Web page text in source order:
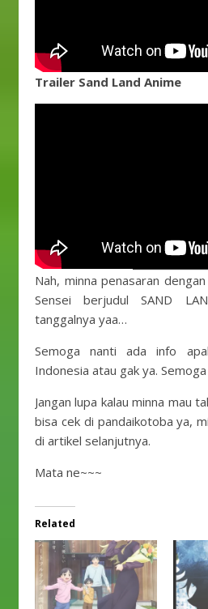
Trailer Sand Land Anime
Nah, minna penasaran
Sensei berjudul SAND
tanggalnya yaa…
Semoga nanti ada info
Indonesia atau gak ya.
Jangan lupa kalau minna mau
bisa cek di pandaikotoba ya,
di artikel selanjutnya.
Mata ne~~~
Related